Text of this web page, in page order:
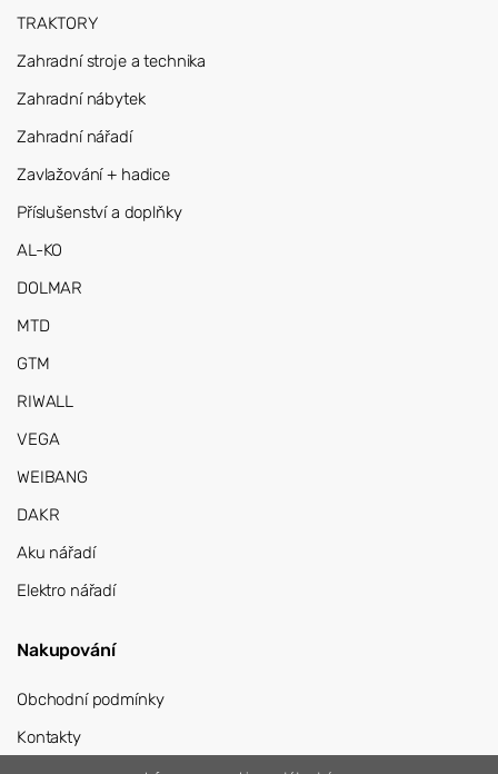
TRAKTORY
Zahradní stroje a technika
Zahradní nábytek
Zahradní nářadí
Zavlažování + hadice
Příslušenství a doplňky
AL-KO
DOLMAR
MTD
GTM
RIWALL
VEGA
WEIBANG
DAKR
Aku nářadí
Elektro nářadí
Nakupování
Obchodní podmínky
Kontakty